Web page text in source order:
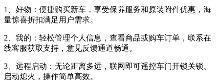
1、好物：便捷购买新车，享受保养服务和原装附件优惠，海
量惊喜折扣满足用户需求。
2、我的：轻松管理个人信息，查看商品或购车订单，联系在
线客服获取支持，意见反馈通道畅通。
3、远程启动：无论距离多远，联网即可遥控车门开锁关锁、
启动熄火，操作简单高效。